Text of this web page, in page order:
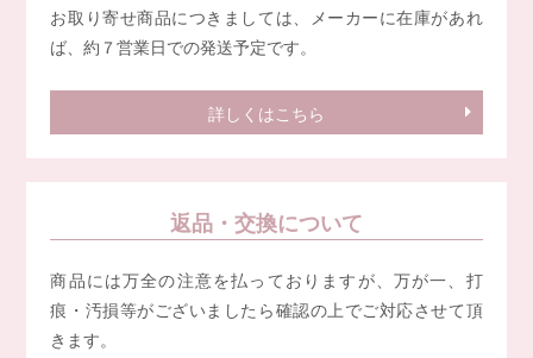
お取り寄せ商品につきましては、メーカーに在庫があれ
ば、約７営業日での発送予定です。
詳しくはこちら
返品・交換について
商品には万全の注意を払っておりますが、万が一、打
痕・汚損等がございましたら確認の上でご対応させて頂
きます。